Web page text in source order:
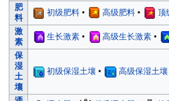
肥
料
初级肥料• 高级肥料• 顶
激
素
生长激素• 高级生长激素•
保
湿
土
壤
初级保湿土壤 • 高级保湿土壤